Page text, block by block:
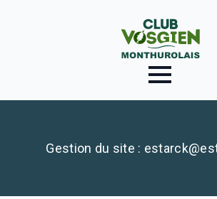
Gestion du site :